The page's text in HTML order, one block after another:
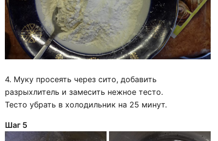
4. Муку просеять через сито, добавить
разрыхлитель и замесить нежное тесто.
Тесто убрать в холодильник на 25 минут.
Шаг 5